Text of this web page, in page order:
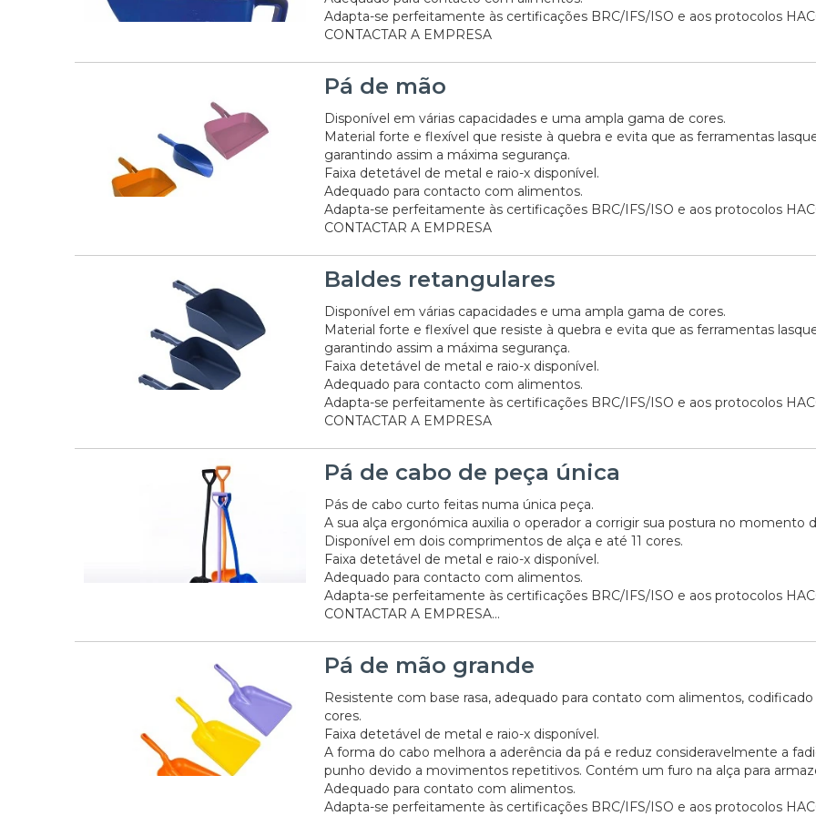
Adapta-se perfeitamente às certificações BRC/IFS/ISO e aos protocolos
CONTACTAR A EMPRESA
Pá de mão
Disponível em várias capacidades e uma ampla gama de cores.
Material forte e flexível que resiste à quebra e evita que as ferramentas
garantindo assim a máxima segurança.
Faixa detetável de metal e raio-x disponível.
Adequado para contacto com alimentos.
Adapta-se perfeitamente às certificações BRC/IFS/ISO e aos protocolos
CONTACTAR A EMPRESA
Baldes retangulares
Disponível em várias capacidades e uma ampla gama de cores.
Material forte e flexível que resiste à quebra e evita que as ferramentas
garantindo assim a máxima segurança.
Faixa detetável de metal e raio-x disponível.
Adequado para contacto com alimentos.
Adapta-se perfeitamente às certificações BRC/IFS/ISO e aos protocolos
CONTACTAR A EMPRESA
Pá de cabo de peça única
Pás de cabo curto feitas numa única peça.
A sua alça ergonómica auxilia o operador a corrigir sua postura no momento
Disponível em dois comprimentos de alça e até 11 cores.
Faixa detetável de metal e raio-x disponível.
Adequado para contacto com alimentos.
Adapta-se perfeitamente às certificações BRC/IFS/ISO e aos protocolos
CONTACTAR A EMPRESA...
Pá de mão grande
Resistente com base rasa, adequado para contato com alimentos,
cores.
Faixa detetável de metal e raio-x disponível.
A forma do cabo melhora a aderência da pá e reduz consideravelmente a
punho devido a movimentos repetitivos. Contém um furo na alça para
Adequado para contato com alimentos.
Adapta-se perfeitamente às certificações BRC/IFS/ISO e aos protocolos